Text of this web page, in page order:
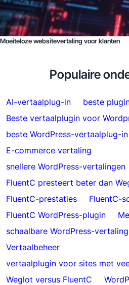
Moeiteloze websitevertaling voor klanten
Populaire
AI-vertaalplug-in
beste
Beste vertaalplugin voor
beste WordPress-vertaalplug-in
E-commerce vertaling
snellere WordPress-vertalingen
FluentC presteert beter dan
FluentC-prestaties
FluentC-
FluentC WordPress-plugin
schaalbare WordPress-vertaling
Vertaalbeheer
vertaalplugin voor sites met
Weglot versus FluentC